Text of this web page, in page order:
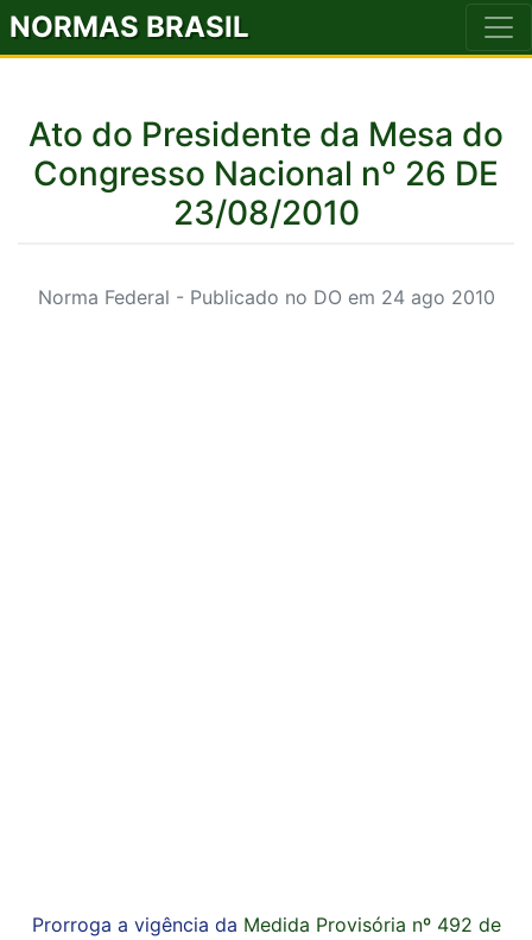
NORMAS BRASIL
Ato do Presidente da Mesa do
Congresso Nacional nº 26 DE
23/08/2010
Norma Federal - Publicado no DO em 24 ago 2010
Prorroga a vigência da Medida Provisória nº 492 de